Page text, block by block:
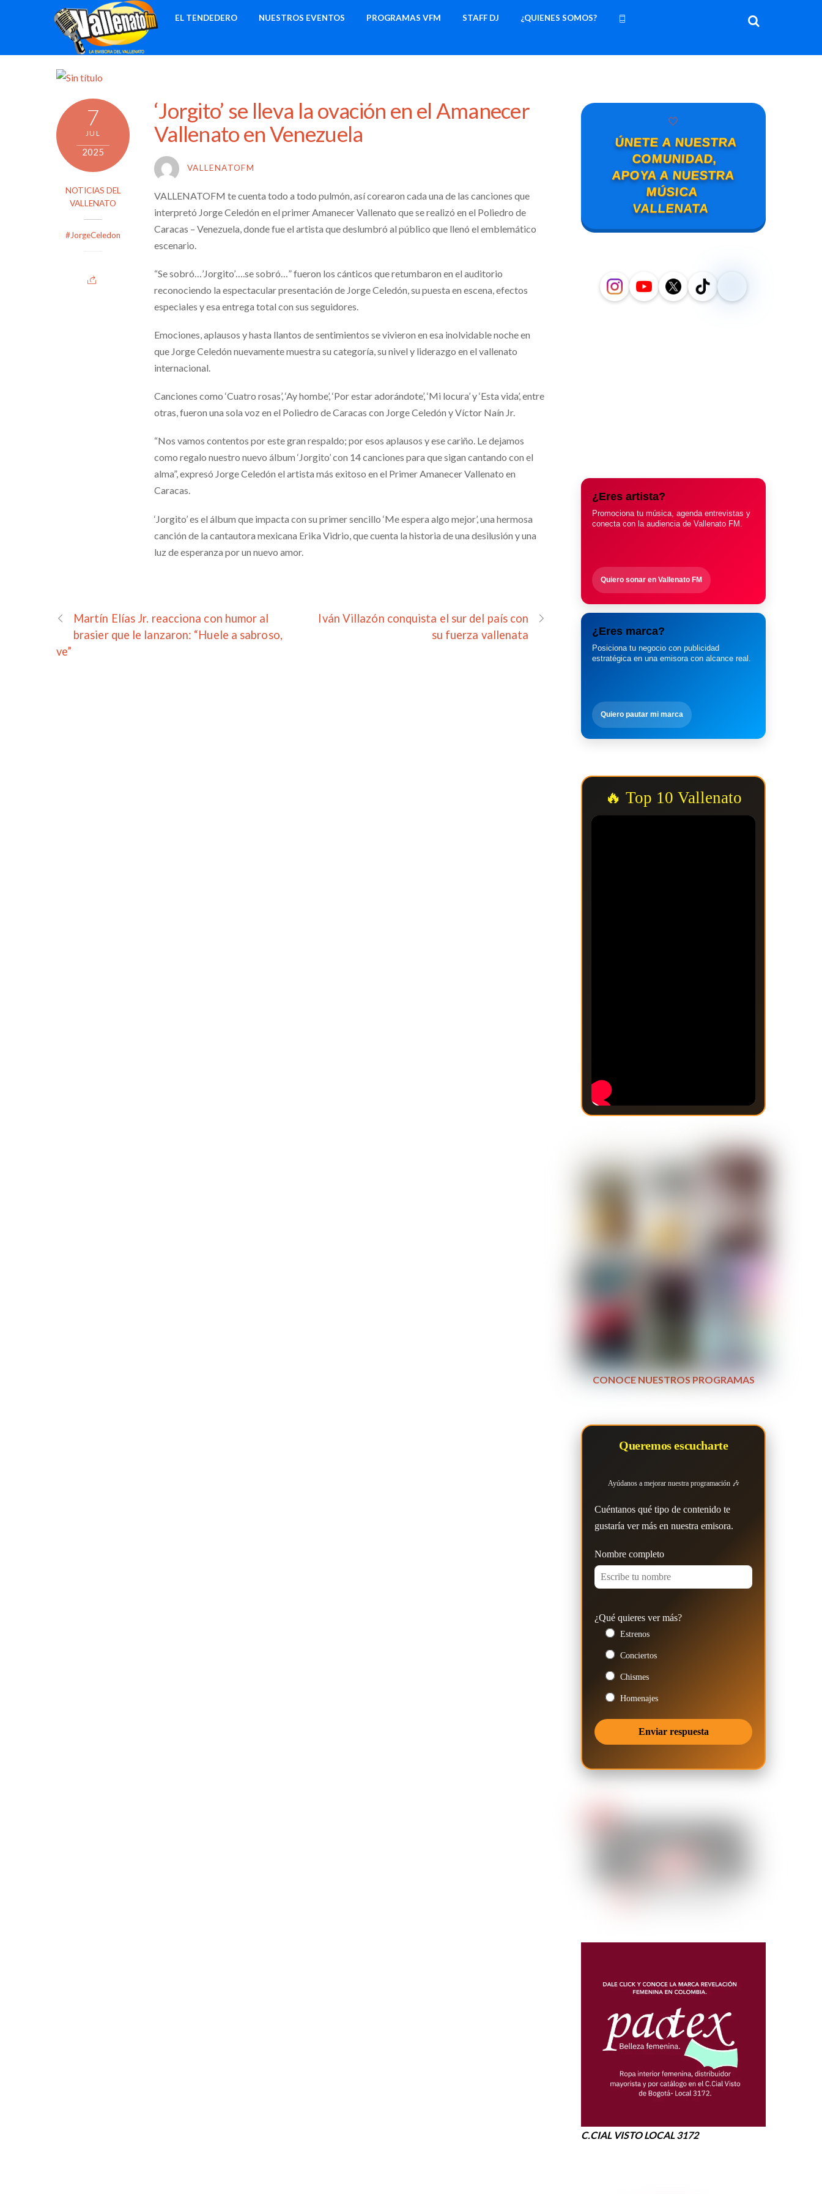
EL TENDEDERO NUESTROS EVENTOS PROGRAMAS VFM STAFF DJ ¿QUIENES SOMOS?
7
JUL
2025
NOTICIAS DEL
VALLENATO
#JorgeCeledon
‘Jorgito’ se lleva la ovación en el Amanecer
Vallenato en Venezuela
VALLENATOFM
VALLENATOFM te cuenta todo a todo pulmón, así corearon cada una de las canciones que
interpretó Jorge Celedón en el primer Amanecer Vallenato que se realizó en el Poliedro de
Caracas – Venezuela, donde fue el artista que deslumbró al público que llenó el emblemático
escenario.
“Se sobró…’Jorgito’….se sobró…” fueron los cánticos que retumbaron en el auditorio
reconociendo la espectacular presentación de Jorge Celedón, su puesta en escena, efectos
especiales y esa entrega total con sus seguidores.
Emociones, aplausos y hasta llantos de sentimientos se vivieron en esa inolvidable noche en
que Jorge Celedón nuevamente muestra su categoría, su nivel y liderazgo en el vallenato
internacional.
Canciones como ‘Cuatro rosas’, ‘Ay hombe’, ‘Por estar adorándote’, ‘Mi locura’ y ‘Esta vida’, entre
otras, fueron una sola voz en el Poliedro de Caracas con Jorge Celedón y Víctor Naín Jr.
“Nos vamos contentos por este gran respaldo; por esos aplausos y ese cariño. Le dejamos
como regalo nuestro nuevo álbum ‘Jorgito’ con 14 canciones para que sigan cantando con el
alma”, expresó Jorge Celedón el artista más exitoso en el Primer Amanecer Vallenato en
Caracas.
‘Jorgito’ es el álbum que impacta con su primer sencillo ‘Me espera algo mejor’, una hermosa
canción de la cantautora mexicana Erika Vidrio, que cuenta la historia de una desilusión y una
luz de esperanza por un nuevo amor.
Martín Elías Jr. reacciona con humor al
brasier que le lanzaron: “Huele a sabroso,
ve”
Iván Villazón conquista el sur del país con
su fuerza vallenata
🤍
ÚNETE A NUESTRA
COMUNIDAD,
APOYA A NUESTRA
MÚSICA
VALLENATA
¿Eres artista?
Promociona tu música, agenda entrevistas y
conecta con la audiencia de Vallenato FM.
Quiero sonar en Vallenato FM
¿Eres marca?
Posiciona tu negocio con publicidad
estratégica en una emisora con alcance real.
Quiero pautar mi marca
🔥 Top 10 Vallenato
CONOCE NUESTROS PROGRAMAS
Queremos escucharte
Ayúdanos a mejorar nuestra programación 🎶
Cuéntanos qué tipo de contenido te
gustaría ver más en nuestra emisora.
Nombre completo
¿Qué quieres ver más?
Estrenos
Conciertos
Chismes
Homenajes
C.CIAL VISTO LOCAL 3172